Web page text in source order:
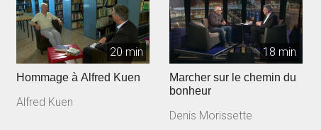
20 min
Hommage à Alfred Kuen
Alfred Kuen
18 min
Marcher sur le chemin du
bonheur
Denis Morissette